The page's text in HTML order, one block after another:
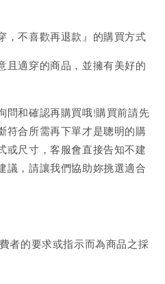
，不喜歡再退款』的購買方式
且適穿的商品，並擁有美好的
問和確認再購買哦!購買前請先
符合所需再下單才是聰明的購
或尺寸，客服會直接告知不建
議，請讓我們協助妳挑選適合
者的要求或指示而為商品之採